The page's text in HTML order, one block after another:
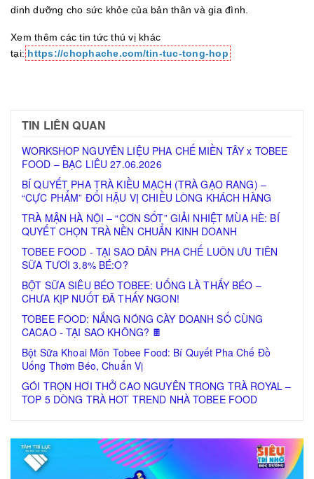
dinh dưỡng cho sức khỏe của bản thân và gia đình.
Xem thêm các tin tức thú vị khác
tại:https://chophache.com/tin-tuc-tong-hop
TIN LIÊN QUAN
WORKSHOP NGUYÊN LIỆU PHA CHẾ MIỀN TÂY x TOBEE
FOOD – BẠC LIÊU 27.06.2026
BÍ QUYẾT PHA TRÀ KIỀU MẠCH (TRÀ GẠO RANG) –
“CỰC PHẨM” ĐỔI HẬU VỊ CHIỀU LÒNG KHÁCH HÀNG
TRÀ MẬN HÀ NỘI – “CƠN SỐT” GIẢI NHIỆT MÙA HÈ: BÍ
QUYẾT CHỌN TRÀ NỀN CHUẨN KINH DOANH
TOBEE FOOD - TẠI SAO DÂN PHA CHẾ LUÔN ƯU TIÊN
SỮA TƯƠI 3.8% BÉ:O?
BỘT SỮA SIÊU BÉO TOBEE: UỐNG LÀ THẤY BÉO –
CHƯA KỊP NUỐT ĐÃ THẤY NGON!
TOBEE FOOD: NẮNG NÓNG CÀY DOANH SỐ CÙNG
CACAO - TẠI SAO KHÔNG? 🍫
Bột Sữa Khoai Môn Tobee Food: Bí Quyết Pha Chế Đồ
Uống Thơm Béo, Chuẩn Vị
GÓI TRỌN HƠI THỞ CAO NGUYÊN TRONG TRÀ ROYAL –
TOP 5 DÒNG TRÀ HOT TREND NHÀ TOBEE FOOD